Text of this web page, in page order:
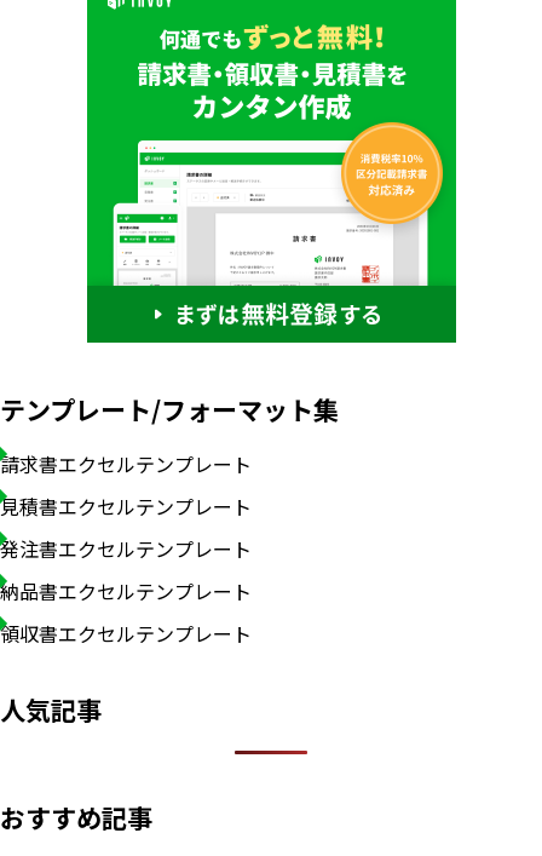
テンプレート/フォーマット集
請求書エクセルテンプレート
見積書エクセルテンプレート
発注書エクセルテンプレート
納品書エクセルテンプレート
領収書エクセルテンプレート
人気記事
おすすめ記事